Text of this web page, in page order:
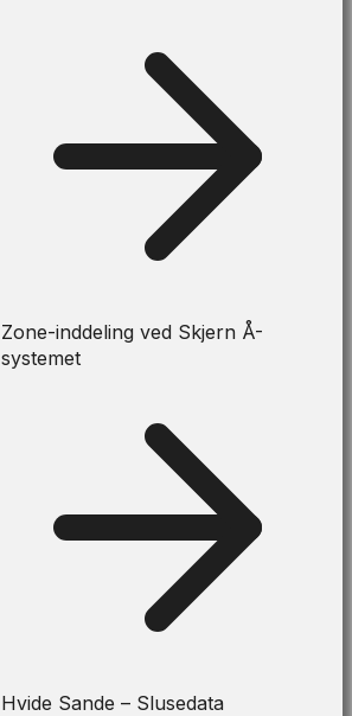
Zone-inddeling ved Skjern Å-
systemet
Hvide Sande – Slusedata